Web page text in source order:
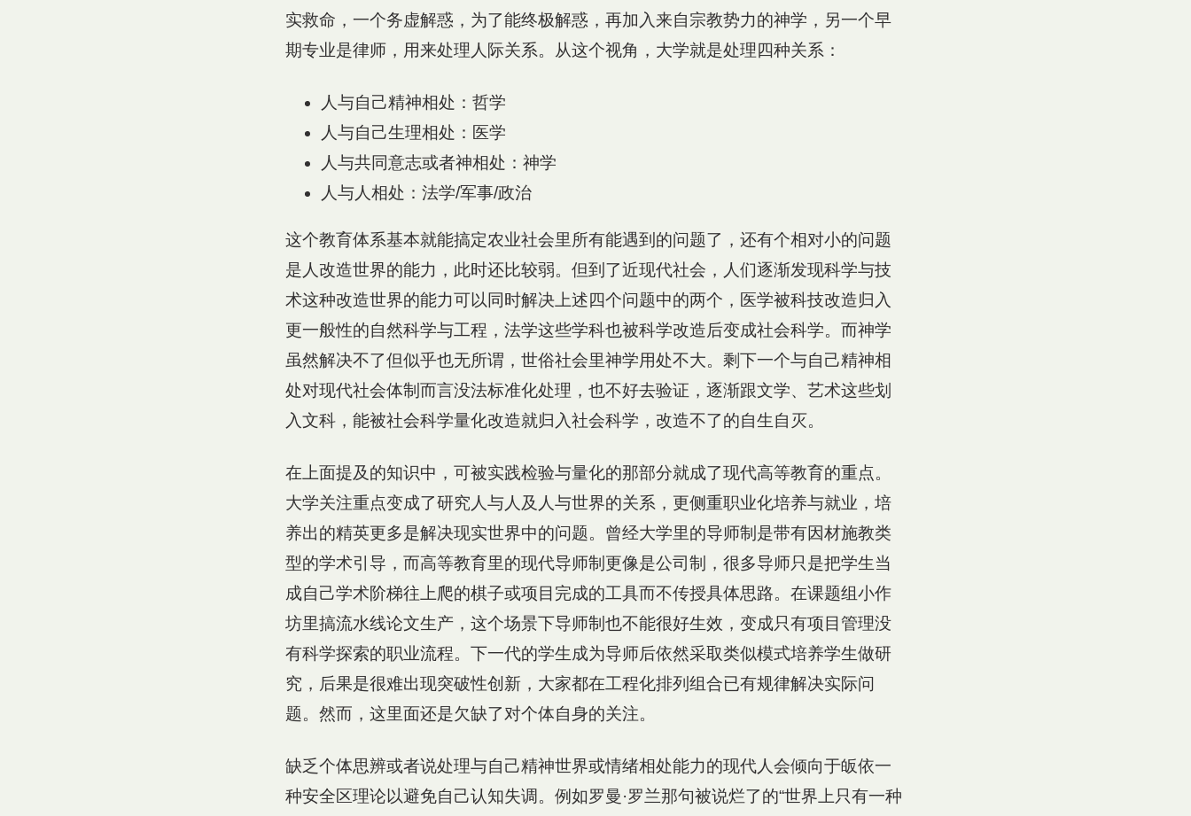
实救命，一个务虚解惑，为了能终极解惑，再加入来自宗教势力的神学，另一个早
期专业是律师，用来处理人际关系。从这个视角，大学就是处理四种关系：
人与自己精神相处：哲学
人与自己生理相处：医学
人与共同意志或者神相处：神学
人与人相处：法学/军事/政治
这个教育体系基本就能搞定农业社会里所有能遇到的问题了，还有个相对小的问题
是人改造世界的能力，此时还比较弱。但到了近现代社会，人们逐渐发现科学与技
术这种改造世界的能力可以同时解决上述四个问题中的两个，医学被科技改造归入
更一般性的自然科学与工程，法学这些学科也被科学改造后变成社会科学。而神学
虽然解决不了但似乎也无所谓，世俗社会里神学用处不大。剩下一个与自己精神相
处对现代社会体制而言没法标准化处理，也不好去验证，逐渐跟文学、艺术这些划
入文科，能被社会科学量化改造就归入社会科学，改造不了的自生自灭。
在上面提及的知识中，可被实践检验与量化的那部分就成了现代高等教育的重点。
大学关注重点变成了研究人与人及人与世界的关系，更侧重职业化培养与就业，培
养出的精英更多是解决现实世界中的问题。曾经大学里的导师制是带有因材施教类
型的学术引导，而高等教育里的现代导师制更像是公司制，很多导师只是把学生当
成自己学术阶梯往上爬的棋子或项目完成的工具而不传授具体思路。在课题组小作
坊里搞流水线论文生产，这个场景下导师制也不能很好生效，变成只有项目管理没
有科学探索的职业流程。下一代的学生成为导师后依然采取类似模式培养学生做研
究，后果是很难出现突破性创新，大家都在工程化排列组合已有规律解决实际问
题。然而，这里面还是欠缺了对个体自身的关注。
缺乏个体思辨或者说处理与自己精神世界或情绪相处能力的现代人会倾向于皈依一
种安全区理论以避免自己认知失调。例如罗曼·罗兰那句被说烂了的“世界上只有一种